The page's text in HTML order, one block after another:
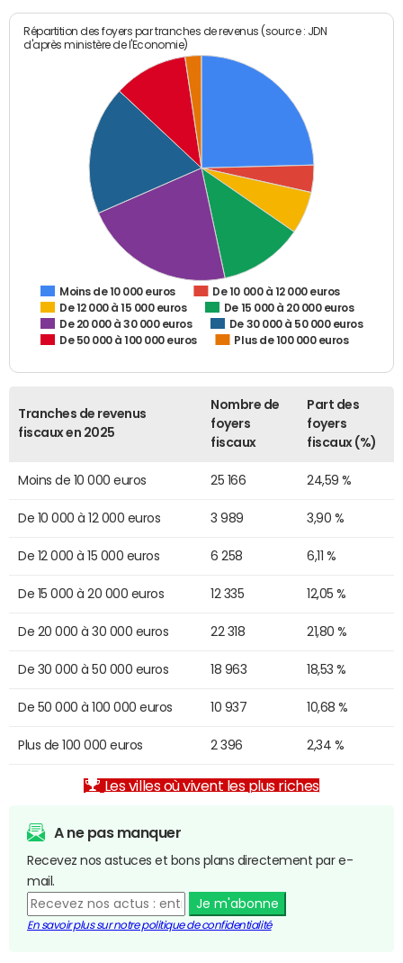
Répartition des foyers par tranches de revenus (source : JDN
d'après ministère de l'Economie)
Moins de 10 000 euros
De 10 000 à 12 000 euros
De 12 000 à 15 000 euros
De 15 000 à 20 000 euros
De 20 000 à 30 000 euros
De 30 000 à 50 000 euros
De 50 000 à 100 000 euros
Plus de 100 000 euros
Tranches de revenus
fiscaux en 2025
Nombre de
foyers
fiscaux
Part des
foyers
fiscaux (%)
Moins de 10 000 euros 25 166 24,59 %
De 10 000 à 12 000 euros 3 989 3,90 %
De 12 000 à 15 000 euros 6 258 6,11 %
De 15 000 à 20 000 euros 12 335 12,05 %
De 20 000 à 30 000 euros 22 318 21,80 %
De 30 000 à 50 000 euros 18 963 18,53 %
De 50 000 à 100 000 euros 10 937 10,68 %
Plus de 100 000 euros 2 396 2,34 %
Les villes où vivent les plus riches
A ne pas manquer
Recevez nos astuces et bons plans directement par e-
mail.
Je m'abonne
En savoir plus sur notre politique de confidentialité